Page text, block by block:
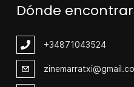
Dónde
+34871043524